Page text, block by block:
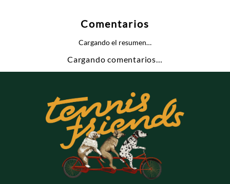
Comentarios
Cargando el resumen…
Cargando comentarios…